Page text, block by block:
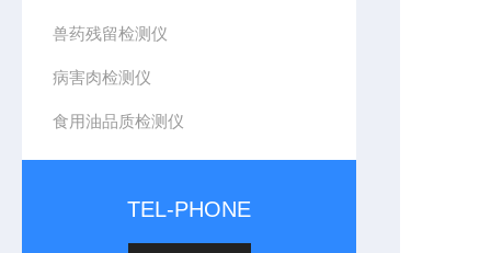
兽药残留检测仪
病害肉检测仪
食用油品质检测仪
TEL-PHONE